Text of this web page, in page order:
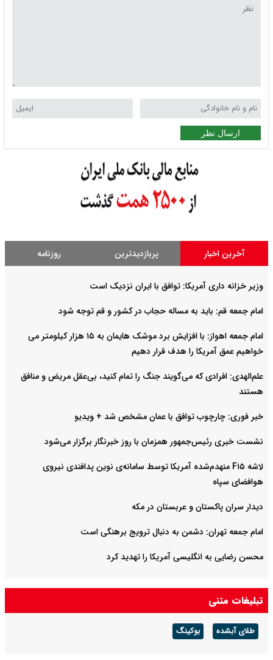
ارسال نظر
آخرین اخبار پربازدیدترین روزنامه
وزیر خزانه داری آمریکا: توافق با ایران نزدیک است
امام جمعه قم: باید به مساله حجاب در کشور و قم توجه شود
امام‌ جمعه اهواز: با افزایش برد موشک هایمان به ۱۵ هزار کیلومتر می
خواهیم عمق آمریکا را هدف قرار دهیم
علم‌الهدی: افرادی که می‌گویند جنگ را تمام کنید، بی‌عقل مریض و منافق
هستند
خبر فوری: چارچوب توافق با عمان مشخص شد + ویدیو
نشست خبری رئیس‌جمهور همزمان با روز خبرنگار برگزار می‌شود
لاشه F۱۵ منهدم‌شده آمریکا توسط سامانه‌ی نوین پدافندی نیروی
هوافضای سپاه
دیدار سران پاکستان و عربستان در مکه
امام جمعه تهران: دشمن به دنبال ترویج برهنگی است
محسن رضایی به انگلیسی آمریکا را تهدید کرد
تبلیغات متنی
طلای آبشده بوکینگ